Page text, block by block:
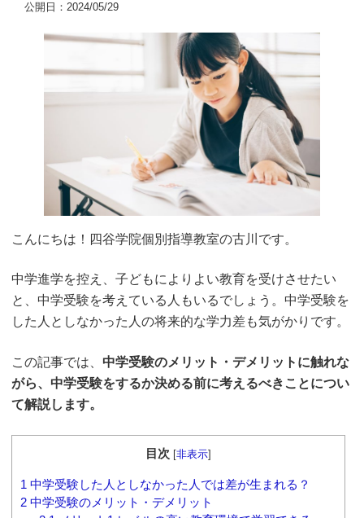
公開日：2024/05/29
こんにちは！四谷学院個別指導教室の古川です。
中学進学を控え、子どもによりよい教育を受けさせたい
と、中学受験を考えている人もいるでしょう。中学受験を
した人としなかった人の将来的な学力差も気がかりです。
この記事では、 中学受験のメリット・デメリットに触れな
がら、中学受験をするか決める前に考えるべきことについ
て解説します。
目次 [非表示]
1 中学受験した人としなかった人では差が生まれる？
2 中学受験のメリット・デメリット